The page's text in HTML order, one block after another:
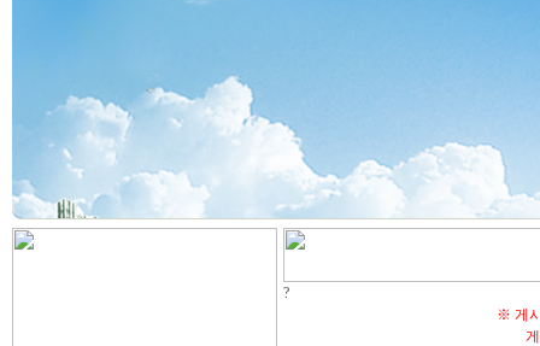
?
※ 게